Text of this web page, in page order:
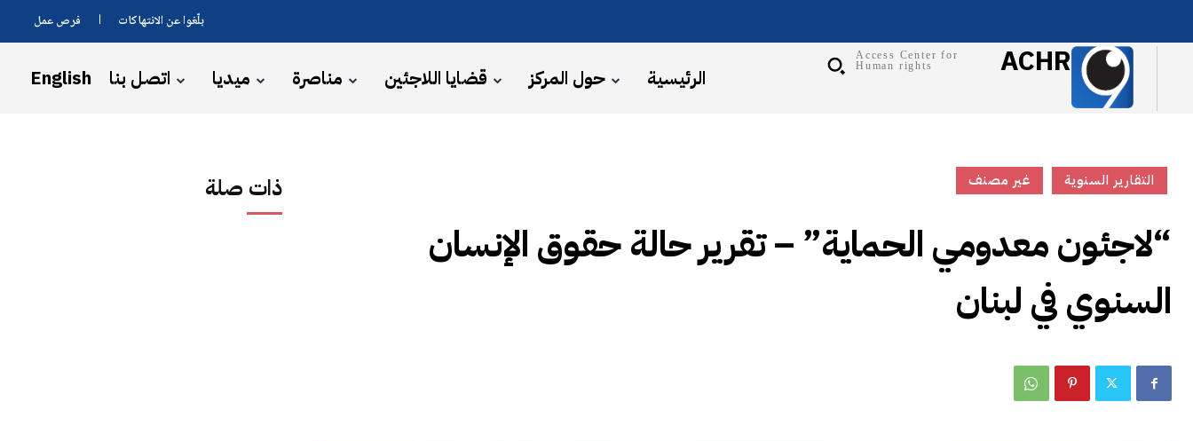
بلّغوا عن الانتهاكات فرص عمل
ACHR
Access Center for
Human rights
الرئيسية حول المركز قضايا اللاجئين مناصرة ميديا اتصل بنا English
ذات صلة التقارير السنوية غير مصنف
“لاجئون معدومي الحماية” – تقرير حالة حقوق الإنسان
السنوي في لبنان